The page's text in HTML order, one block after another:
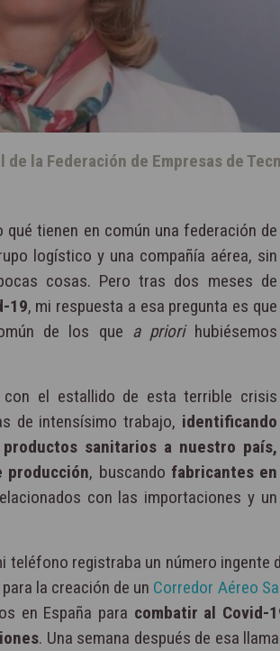
la Federación de Empresas de
tienen en común una federación de
logístico y una compañía aérea, sin
cosas. Pero tras dos meses de
19, mi respuesta a esa pregunta es que
de los que a priorihubiésemos
el estallido de esta terrible crisis
de intensísimo trabajo, identificando
sanitarios a nuestro país,
producción, buscando fabricantes en
con las importaciones y un
teléfono registraba un número ingente
la creación de un Corredor Aéreo
en España para combatir al Covid-
. Una semana después de esa